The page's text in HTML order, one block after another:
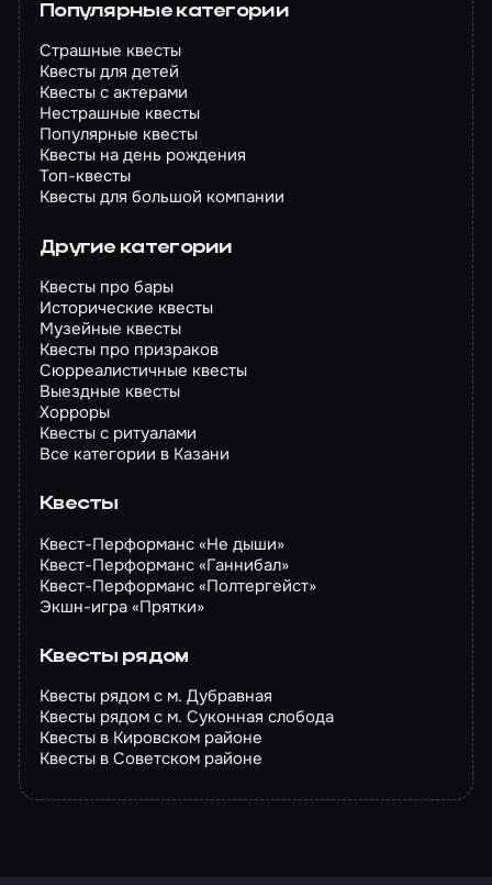
Популярные категории
Страшные квесты
Квесты для детей
Квесты с актерами
Нестрашные квесты
Популярные квесты
Квесты на день рождения
Топ-квесты
Квесты для большой компании
Другие категории
Квесты про бары
Исторические квесты
Музейные квесты
Квесты про призраков
Сюрреалистичные квесты
Выездные квесты
Хорроры
Квесты с ритуалами
Все категории в Казани
Квесты
Квест-Перформанс «Не дыши»
Квест-Перформанс «Ганнибал»
Квест-Перформанс «Полтергейст»
Экшн-игра «Прятки»
Квесты рядом
Квесты рядом с м. Дубравная
Квесты рядом с м. Суконная слобода
Квесты в Кировском районе
Квесты в Советском районе